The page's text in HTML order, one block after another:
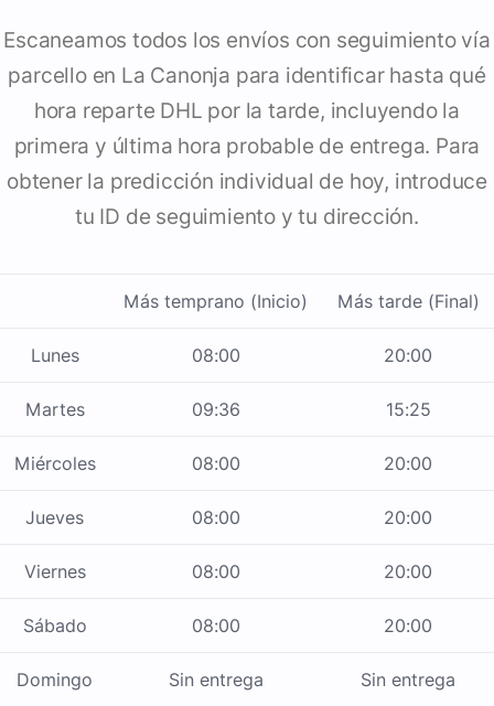
Escaneamos todos los envíos con seguimiento vía
parcello en La Canonja para identificar hasta qué
hora reparte DHL por la tarde, incluyendo la
primera y última hora probable de entrega. Para
obtener la predicción individual de hoy, introduce
tu ID de seguimiento y tu dirección.
Más temprano (Inicio) Más tarde (Final)
Lunes 08:00 20:00
Martes 09:36 15:25
Miércoles 08:00 20:00
Jueves 08:00 20:00
Viernes 08:00 20:00
Sábado 08:00 20:00
Domingo Sin entrega Sin entrega